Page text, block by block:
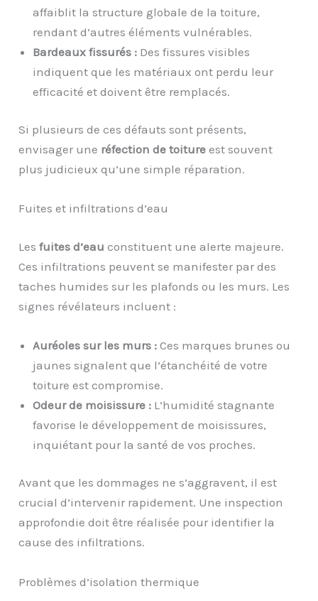
affaiblit la structure globale de la toiture,
rendant d’autres éléments vulnérables.
Bardeaux fissurés : Des fissures visibles
indiquent que les matériaux ont perdu leur
efficacité et doivent être remplacés.
Si plusieurs de ces défauts sont présents,
envisager une réfection de toiture est souvent
plus judicieux qu’une simple réparation.
Fuites et infiltrations d’eau
Lesfuites d’eau constituent une alerte majeure.
Ces infiltrations peuvent se manifester par des
taches humides sur les plafonds ou les murs. Les
signes révélateurs incluent :
Auréoles sur les murs : Ces marques brunes ou
jaunes signalent que l’étanchéité de votre
toiture est compromise.
Odeur de moisissure : L’humidité stagnante
favorise le développement de moisissures,
inquiétant pour la santé de vos proches.
Avant que les dommages ne s’aggravent, il est
crucial d’intervenir rapidement. Une inspection
approfondie doit être réalisée pour identifier la
cause des infiltrations.
Problèmes d’isolation thermique